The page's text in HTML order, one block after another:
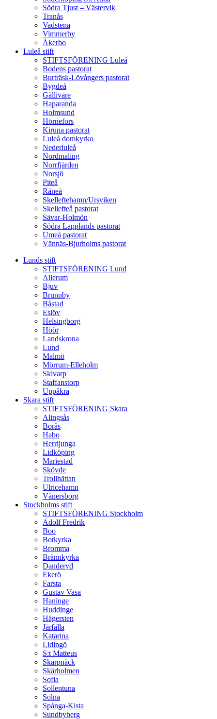
Södra Tjust – Västervik
Tranås
Vadstena
Vimmerby
Åkerbo
Luleå stift
STIFTSFÖRENING Luleå
Bodens pastorat
Burträsk-Lövångers pastorat
Bygdeå
Gällivare
Haparanda
Holmsund
Hörnefors
Kiruna pastorat
Luleå domkyrko
Nederluleå
Nordmaling
Norrfjärden
Norsjö
Piteå
Råneå
Skelleftehamn/Ursviken
Skellefteå pastorat
Sävar-Holmön
Södra Lapplands pastorat
Umeå pastorat
Vännäs-Bjurholms pastorat
Lunds stift
STIFTSFÖRENING Lund
Allerum
Bjuv
Brunnby
Båstad
Eslöv
Helsingborg
Höör
Landskrona
Lund
Malmö
Mörrum-Elleholm
Skivarp
Staffanstorp
Uppåkra
Skara stift
STIFTSFÖRENING Skara
Alingsås
Borås
Habo
Herrljunga
Lidköping
Mariestad
Skövde
Trollhättan
Ulricehamn
Vänersborg
Stockholms stift
STIFTSFÖRENING Stockholm
Adolf Fredrik
Boo
Botkyrka
Bromma
Brännkyrka
Danderyd
Ekerö
Farsta
Gustav Vasa
Haninge
Huddinge
Hägersten
Järfälla
Katarina
Lidingö
S:t Matteus
Skarpnäck
Skärholmen
Sofia
Sollentuna
Solna
Spånga-Kista
Sundbyberg